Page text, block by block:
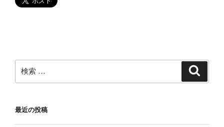
で?
ン
と
め”
検
索:
最近の投稿